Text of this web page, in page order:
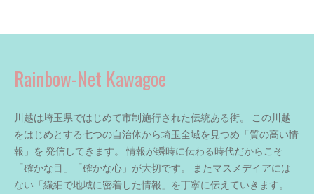
Rainbow-Net Kawagoe
川越は埼玉県ではじめて市制施行された伝統ある街。 この川越
をはじめとする七つの自治体から埼玉全域を見つめ「質の高い情
報」を 発信してきます。 情報が瞬時に伝わる時代だからこそ
「確かな目」「確かな心」が大切です。 またマスメデイアには
ない「繊細で地域に密着した情報」を丁寧に伝えていきます。